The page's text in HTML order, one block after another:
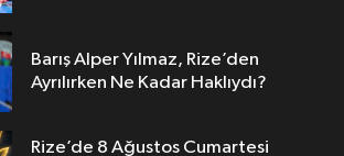
Barış Alper Yılmaz, Rize’den
Ayrılırken Ne Kadar Haklıydı?
Rize’de 8 Ağustos Cumartesi